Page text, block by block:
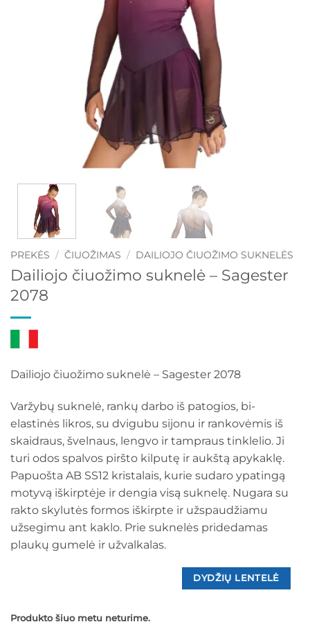
PREKĖS / ČIUOŽIMAS / DAILIOJO ČIUOŽIMO SUKNELĖS
Dailiojo čiuožimo suknelė – Sagester
2078
Dailiojo čiuožimo suknelė – Sagester 2078
Varžybų suknelė, rankų darbo iš patogios, bi-
elastinės likros, su dvigubu sijonu ir rankovėmis iš
skaidraus, švelnaus, lengvo ir tampraus tinklelio. Ji
turi odos spalvos piršto kilputę ir aukštą apykaklę.
Papuošta AB SS12 kristalais, kurie sudaro ypatingą
motyvą iškirptėje ir dengia visą suknelę. Nugara su
rakto skylutės formos iškirpte ir užspaudžiamu
užsegimu ant kaklo. Prie suknelės pridedamas
plaukų gumelė ir užvalkalas.
DYDŽIŲ LENTELĖ
Produkto šiuo metu neturime.